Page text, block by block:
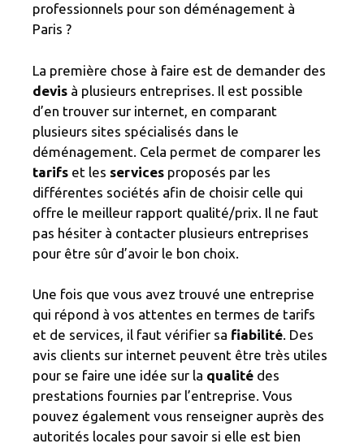
professionnels pour son déménagement à
Paris ?
La première chose à faire est de demander des
devis à plusieurs entreprises. Il est possible
d’en trouver sur internet, en comparant
plusieurs sites spécialisés dans le
déménagement. Cela permet de comparer les
tarifs et les services proposés par les
différentes sociétés afin de choisir celle qui
offre le meilleur rapport qualité/prix. Il ne faut
pas hésiter à contacter plusieurs entreprises
pour être sûr d’avoir le bon choix.
Une fois que vous avez trouvé une entreprise
qui répond à vos attentes en termes de tarifs
et de services, il faut vérifier sa fiabilité. Des
avis clients sur internet peuvent être très utiles
pour se faire une idée sur la qualité des
prestations fournies par l’entreprise. Vous
pouvez également vous renseigner auprès des
autorités locales pour savoir si elle est bien